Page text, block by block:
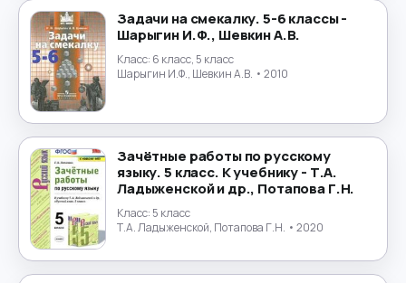
Налогообложение
Немецкий язык
ОБЖ
Обществознание →
Окружающий мир →
Польский язык
Португальский язык →
Задачи на смекалку. 5-6 классы -
Шарыгин И.Ф., Шевкин А.В.
Класс: 6 класс, 5 класс
Шарыгин И.Ф., Шевкин А.В. • 2010
Зачётные работы по русскому
языку. 5 класс. К учебнику - Т.А.
Ладыженской и др., Потапова Г.Н.
Класс: 5 класс
Т.А. Ладыженской, Потапова Г.Н. • 2020